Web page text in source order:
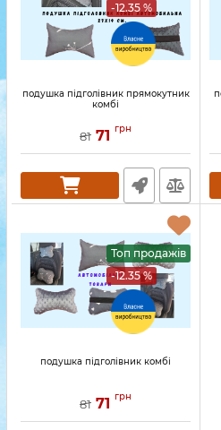
-12.35 %
подушка підголівник прямокутник
комбі
81 71 грн
Топ продажів
-12.35 %
подушка підголівник комбі
81 71 грн